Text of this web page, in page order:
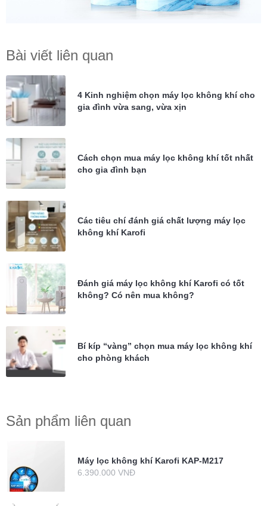
Bài viết liên quan
4 Kinh nghiệm chọn máy lọc không khí cho
gia đình vừa sang, vừa xịn
Cách chọn mua máy lọc không khí tốt nhất
cho gia đình bạn
Các tiêu chí đánh giá chất lượng máy lọc
không khí Karofi
Đánh giá máy lọc không khí Karofi có tốt
không? Có nên mua không?
Bí kíp “vàng” chọn mua máy lọc không khí
cho phòng khách
Sản phẩm liên quan
Máy lọc không khí Karofi KAP-M217
6.390.000 VNĐ